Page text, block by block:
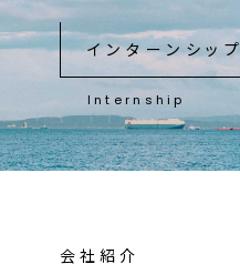
インターンシップ
Internship
会社紹介